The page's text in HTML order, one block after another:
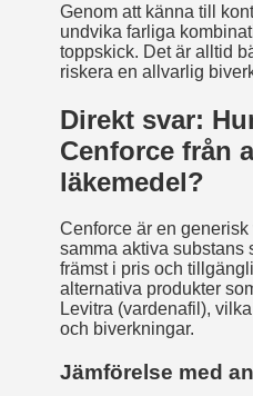
Genom att känna till
undvika farliga
toppskick. Det är alltid
riskera en allvarlig
Direkt svar:
Cenforce från
läkemedel?
Cenforce är en
samma aktiva substans
främst i pris och
alternativa produkter
Levitra (vardenafil),
och biverkningar.
Jämförelse med